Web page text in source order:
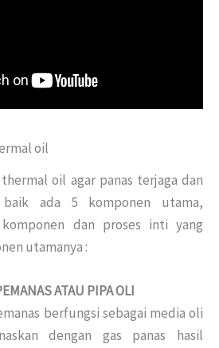
oil
oil agar panas terjaga dan
baik ada 5 komponen utama,
dan proses inti yang
utamanya :
ATAU PIPA OLI
berfungsi sebagai media oli
dengan gas panas hasil